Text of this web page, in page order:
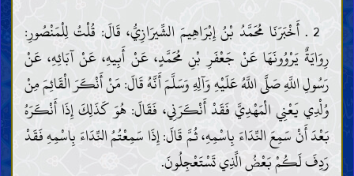
2 . أَخْبَرَنَا مُحَمَّدُ بْنُ إِبْرَاهِيمَ الشِّيرَازِيُّ، قَالَ: قُلْتُ لِلْمَنْصُورِ:
رِوَايَةٌ يَرْوُونَهَا عَنْ جَعْفَرِ بْنِ مُحَمَّدٍ، عَنْ أَبِيهِ، عَنْ آبَائِهِ، عَنْ
رَسُولِ اللَّهِ صَلَّى اللَّهُ عَلَيْهِ وَآلِهِ وَسَلَّمَ أَنَّهُ قَالَ: مَنْ أَنْكَرَ الْقَائِمَ مِنْ
وُلْدِي يَعْنِي الْمَهْدِيَّ فَقَدْ أَنْكَرَنِي، فَقَالَ: هُوَ كَذَلِكَ إِذَا أَنْكَرَهُ
بَعْدَ أَنْ سَمِعَ النِّدَاءَ بِاسْمِهِ، ثُمَّ قَالَ: إِذَا سَمِعْتُمُ النِّدَاءَ بِاسْمِهِ فَقَدْ
رَدِفَ لَكُمْ بَعْضُ الِّذِي تَسْتَعْجِلُونَ.